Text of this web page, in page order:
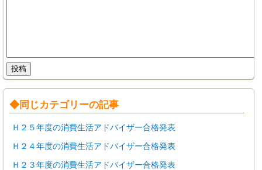
◆同じカテゴリーの記事
Ｈ２５年度の消費生活アドバイザー合格発表
Ｈ２４年度の消費生活アドバイザー合格発表
Ｈ２３年度の消費生活アドバイザー合格発表